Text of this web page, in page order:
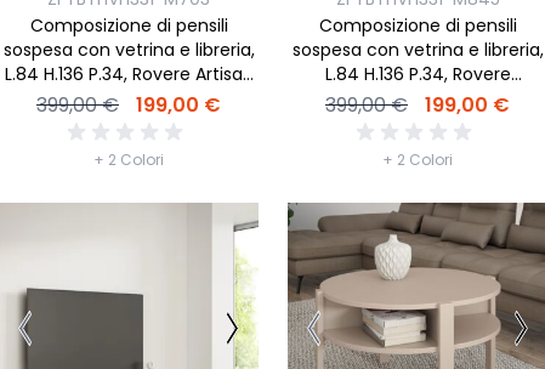
Composizione di pensili
sospesa con vetrina e libreria,
L.84 H.136 P.34, Rovere Artisan
e Rovere carbone nero
399,00 € 199,00 €
+ 2 Colori
Composizione di pensili
sospesa con vetrina e libreria,
L.84 H.136 P.34, Rovere
mauvella e Sabbia
399,00 € 199,00 €
+ 2 Colori